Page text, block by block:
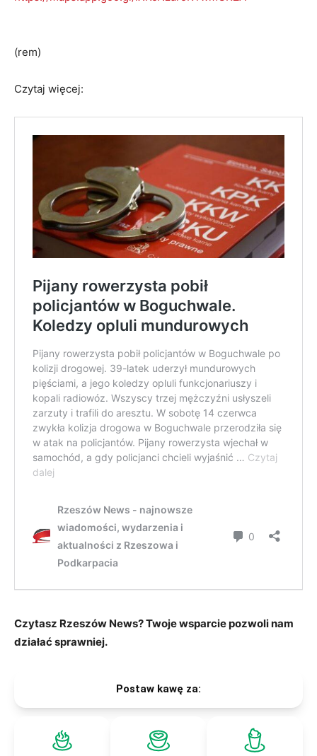
(rem)
Czytaj więcej:
Czytasz Rzeszów News? Twoje wsparcie pozwoli nam
działać sprawniej.
Postaw kawę za: